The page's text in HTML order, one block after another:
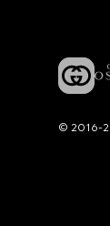
© 2016-